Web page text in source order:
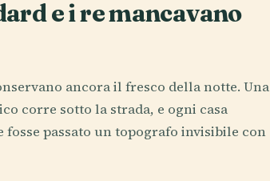
e i re mancavano
ancora il fresco della notte. Una
corre sotto la strada, e ogni casa
fosse passato un topografo invisibile con